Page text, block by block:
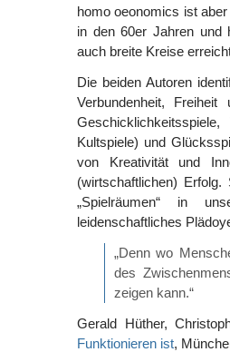
homo oeonomics ist
in den 60er Jahren und
auch breite Kreise
Die beiden Autoren
Verbundenheit,
Kultspiele) und
von Kreativität und
(wirtschaftlichen)
„Spielräumen“ in
leidenschaftliches
„Denn wo
des
zeigen kann.“
Gerald Hüther,
Funktionieren ist,